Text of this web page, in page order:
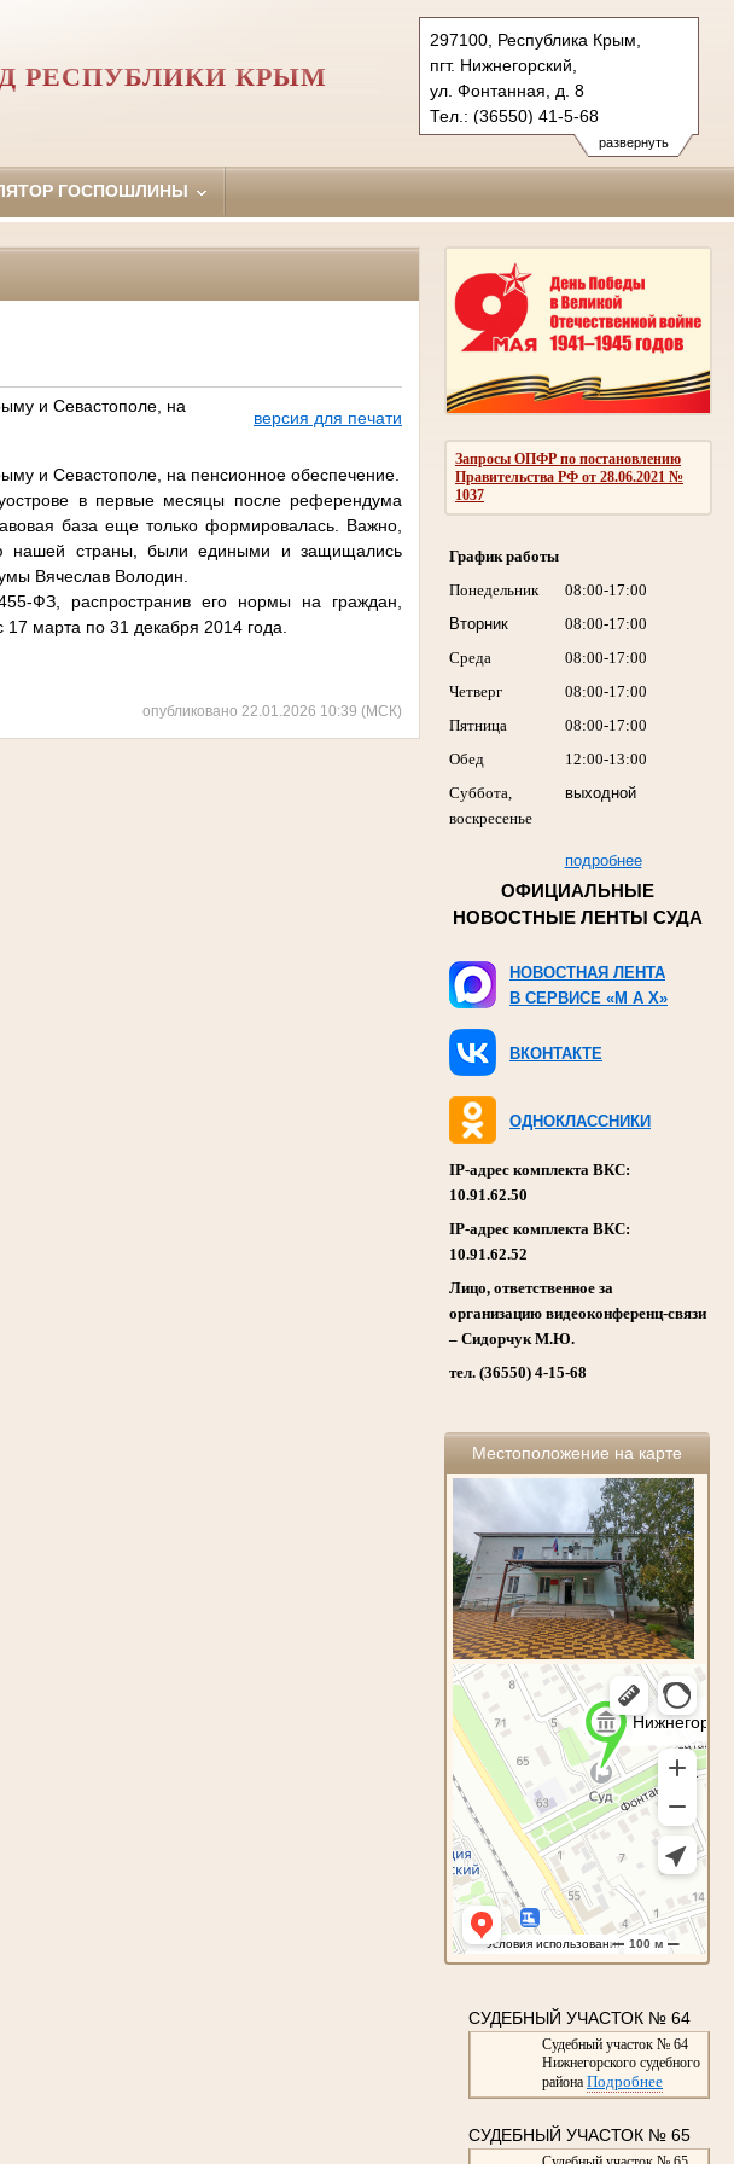
развернуть
297100, Республика Крым,
пгт. Нижнегорский,
ул. Фонтанная, д. 8
Тел.: (36550) 41-5-68
nizhnegorskiy.krm@sudrf.ru
РЕСПУБЛИКИ КРЫМ
ГОСПОШЛИНЫ
Запросы ОПФР по постановлению
Правительства РФ от 28.06.2021 №
1037
График работы
Понедельник
08:00-17:00
Вторник
08:00-17:00
Среда
08:00-17:00
Четверг
08:00-17:00
Пятница
08:00-17:00
Обед
12:00-13:00
Суббота,
воскресенье
выходной
подробнее
ОФИЦИАЛЬНЫЕ
НОВОСТНЫЕ ЛЕНТЫ СУДА
НОВОСТНАЯ ЛЕНТА
В СЕРВИСЕ «M A X»
ВКОНТАКТЕ
ОДНОКЛАССНИКИ
IP-адрес комплекта ВКС:
10.91.62.50
IP-адрес комплекта ВКС:
10.91.62.52
Лицо, ответственное за
организацию видеоконференц-связи
– Сидорчук М.Ю.
тел. (36550) 4-15-68
Местоположение на карте
СУДЕБНЫЙ УЧАСТОК № 64
Судебный участок № 64
Нижнегорского судебного
района Подробнее
СУДЕБНЫЙ УЧАСТОК № 65
и Севастополе, на
версия для печати
и Севастополе, на пенсионное обеспечение.
в первые месяцы после референдума
база еще только формировалась. Важно,
нашей страны, были едиными и защищались
Вячеслав Володин.
ФЗ, распространив его нормы на граждан,
марта по 31 декабря 2014 года.
опубликовано 22.01.2026 10:39 (МСК)